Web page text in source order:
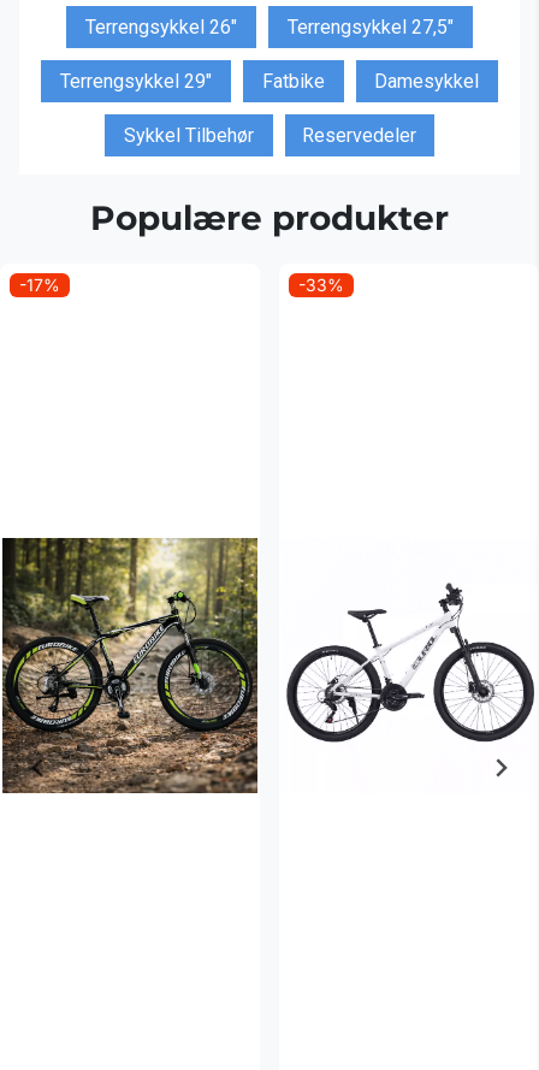
Terrengsykkel 26" Terrengsykkel 27,5"
Terrengsykkel 29" Fatbike Damesykkel
Sykkel Tilbehør Reservedeler
Populære produkter
-17% -33%